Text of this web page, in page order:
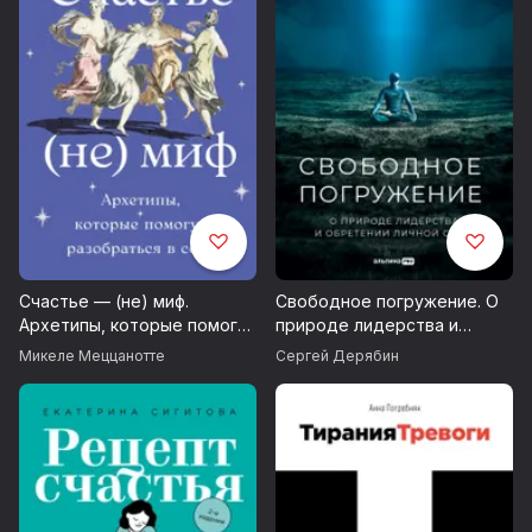
Счастье — (не) миф.
Архетипы, которые помогут
разобраться в себе
Микеле Меццанотте
Свободное погружение. О
природе лидерства и
обретении личной силы
Сергей Дерябин